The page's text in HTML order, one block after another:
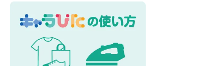
カスタマイズ
硬質ケース